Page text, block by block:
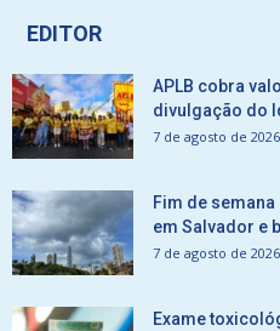
EDITOR
APLB cobra
divulgação do
7 de agosto de 2026
Fim de
em Salvador e
7 de agosto de 2026
Exame